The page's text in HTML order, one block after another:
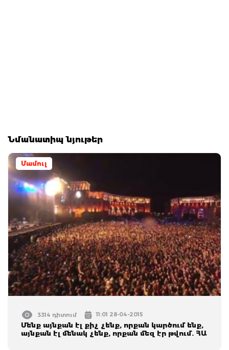
Նմանատիպ նյութեր
Մամուլ
3314 դիտում 11:01 28-04-2015
Մենք այնքան էլ քիչ չենք, որքան կարծում ենք,
այնքան էլ մենակ չենք, որքան մեզ էր թվում. ՀԱ